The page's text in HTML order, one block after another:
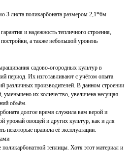
3 листа поликарбоната размером 2,1*6м
и надежность тепличного строения,
а также небольшой уровень
садово-огородных культур в
период. Их изготавливают с учётом опыта
различных производителей. В данном строении
уменьшено их количество, увеличена несущая
объём.
долгое время служила вам верой и
урожай овощей и других культур, как и для
некоторые правила её эксплуатации.
поликарбонатной теплицы. Хотя этот материал и